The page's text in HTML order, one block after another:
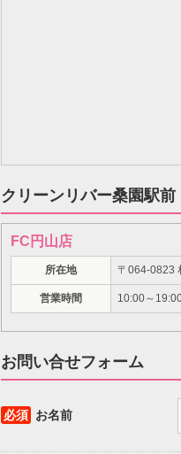
クリーンリバー桑園駅
FC円山店
所在地 〒064-0823
営業時間 10:00～
お問い合せフォーム
必須 お名前